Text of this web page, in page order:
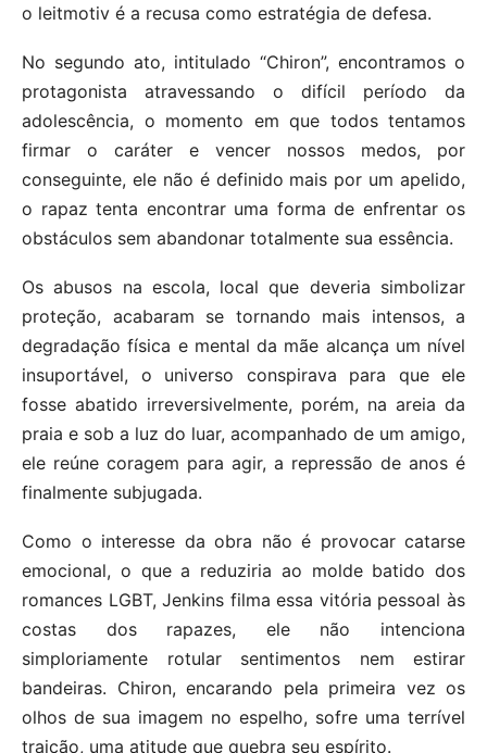
o leitmotiv é a recusa como estratégia de defesa.
No segundo ato, intitulado “Chiron”, encontramos o
protagonista atravessando o difícil período da
adolescência, o momento em que todos tentamos
firmar o caráter e vencer nossos medos, por
conseguinte, ele não é definido mais por um apelido,
o rapaz tenta encontrar uma forma de enfrentar os
obstáculos sem abandonar totalmente sua essência.
Os abusos na escola, local que deveria simbolizar
proteção, acabaram se tornando mais intensos, a
degradação física e mental da mãe alcança um nível
insuportável, o universo conspirava para que ele
fosse abatido irreversivelmente, porém, na areia da
praia e sob a luz do luar, acompanhado de um amigo,
ele reúne coragem para agir, a repressão de anos é
finalmente subjugada.
Como o interesse da obra não é provocar catarse
emocional, o que a reduziria ao molde batido dos
romances LGBT, Jenkins filma essa vitória pessoal às
costas dos rapazes, ele não intenciona
simploriamente rotular sentimentos nem estirar
bandeiras. Chiron, encarando pela primeira vez os
olhos de sua imagem no espelho, sofre uma terrível
traição, uma atitude que quebra seu espírito.